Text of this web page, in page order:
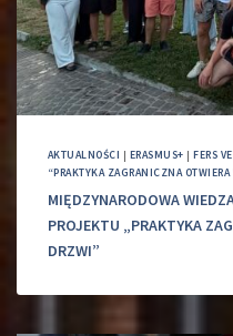
AKTUALNOŚCI | ERASMUS+ |FERS
“PRAKTYKA ZAGRANICZNA
MIĘDZYNARODOWA
PROJEKTU „PRAKTYKA
DRZWI”